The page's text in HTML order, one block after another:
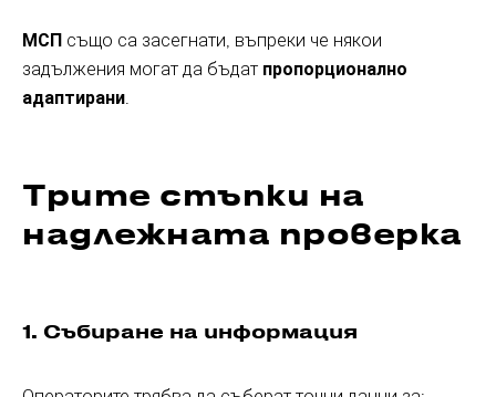
МСП също са засегнати, въпреки че някои
задължения могат да бъдат пропорционално
адаптирани.
Трите стъпки на
надлежната проверка
1. Събиране на информация